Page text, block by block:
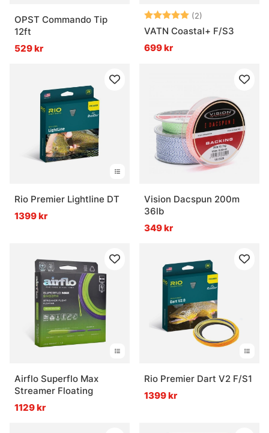
OPST Commando Tip
12ft
529 kr
Betyg: (2)
VATN Coastal+ F/S3
699 kr
Rio Premier Lightline DT
1399 kr
Vision Dacspun 200m
36lb
349 kr
Airflo Superflo Max
Streamer Floating
1129 kr
Rio Premier Dart V2 F/S1
1399 kr